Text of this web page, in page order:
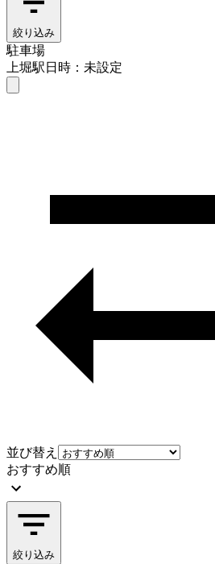
絞り込み
駐車場
上堀駅日時：未設定
並び替え
おすすめ順
絞り込み